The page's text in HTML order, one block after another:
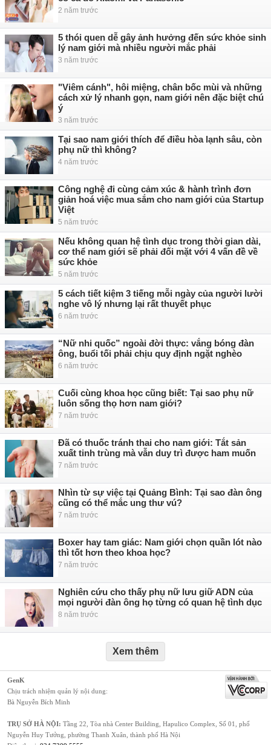
2 năm trước
5 thói quen dễ gây ảnh hưởng đến sức khỏe sinh
lý nam giới mà nhiều người mắc phải
3 năm trước
"Viêm cánh", hôi miệng, chân bốc mùi và những
cách xử lý nhanh gọn, nam giới nên đặc biệt chú
ý
3 năm trước
Tại sao nam giới thích để điều hòa lạnh sâu, còn
phụ nữ thì không?
4 năm trước
Công nghệ đi cùng cảm xúc & hành trình đơn
giản hoá việc mua sắm cho nam giới của Startup
Việt
5 năm trước
Nếu không quan hệ tình dục trong thời gian dài,
cơ thể nam giới sẽ phải đối mặt với 4 vấn đề về
sức khỏe
5 năm trước
5 cách tiết kiệm 3 tiếng mỗi ngày của người lười
nghe vô lý nhưng lại rất thuyết phục
6 năm trước
“Nữ nhi quốc” ngoài đời thực: vắng bóng đàn
ông, buổi tối phải chịu quy định ngặt nghèo
6 năm trước
Cuối cùng khoa học cũng biết: Tại sao phụ nữ
luôn sống thọ hơn nam giới?
7 năm trước
Đã có thuốc tránh thai cho nam giới: Tắt sản
xuất tinh trùng mà vẫn duy trì được ham muốn
7 năm trước
Nhìn từ sự việc tại Quảng Bình: Tại sao đàn ông
cũng có thể mắc ung thư vú?
7 năm trước
Boxer hay tam giác: Nam giới chọn quần lót nào
thì tốt hơn theo khoa học?
7 năm trước
Nghiên cứu cho thấy phụ nữ lưu giữ ADN của
mọi người đàn ông họ từng có quan hệ tình dục
8 năm trước
Xem thêm
GenK
Chịu trách nhiệm quản lý nội dung:
Bà Nguyễn Bích Minh
TRỤ SỞ HÀ NỘI: Tầng 22, Tòa nhà Center Building, Hapulico Complex, Số 01, phố
Nguyễn Huy Tưởng, phường Thanh Xuân, thành phố Hà Nội